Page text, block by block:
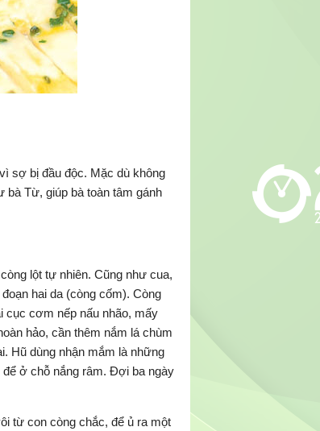
sợ bị đầu độc. Mặc dù không
Từ, giúp bà toàn tâm gánh
lột tự nhiên. Cũng như cua,
hai da (còng cốm). Còng
cục cơm nếp nấu nhão, mấy
hảo, cần thêm nắm lá chùm
Hũ dùng nhận mắm là những
ở chỗ nắng râm. Đợi ba ngày
từ con còng chắc, để ủ ra một